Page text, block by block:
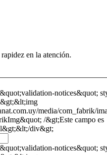
en la atención.